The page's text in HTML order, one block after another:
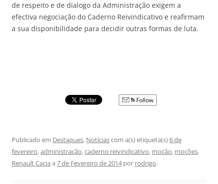
de respeito e de dialogo da Administração exigem a
efectiva negociação do Caderno Reivindicativo e reafirmam
a sua disponibilidade para decidir outras formas de luta.
Follow
Publicado em Destaques, Notíciascom a(s) etiqueta(s)6 de
fevereiro,administração,caderno reivindicativo, moção, moções,
Renault Cacia a 7 de Fevereiro de 2014por rodrigo.